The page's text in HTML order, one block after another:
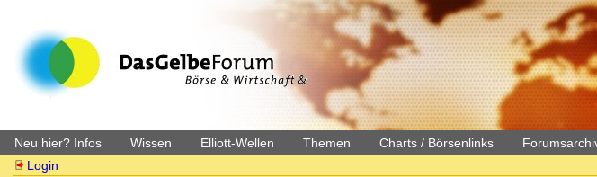
Neu hier? Infos Wissen Elliott-Wellen Themen Charts / Börsenlinks
Login